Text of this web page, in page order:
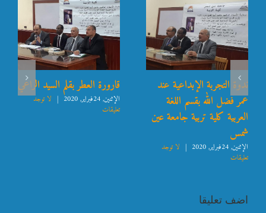
ندوة التجربة الإبداعية عند
عمر فضل الله بقسم اللغة
العربية كلية تربية جامعة عين
شمس
الإثنين, 24فبراير, 2020 | لا توجد
تعليقات
قارورة العطر بقلم السيد الراعي
الإثنين, 24فبراير, 2020 | لا توجد
تعليقات
اضف تعليقا